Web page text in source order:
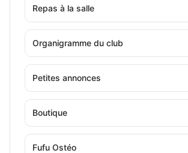
Repas à la salle
Organigramme du club
Petites annonces
Boutique
Fufu Ostéo